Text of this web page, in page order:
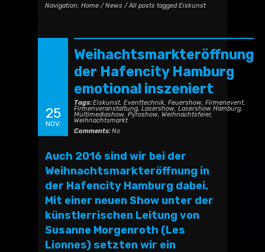
Navigation: Home /News / All posts tagged Eiskunst
25
NOV.
Weihachtsmarkteröffnung
der Hafencity Hamburg
emotional inszeniert
Tags:Eiskunst, Eventtechnik, Feuershow, Firmenevent,
Firmenveranstaltung, Lasershow, Lasershow Hamburg,
Multimediashow, Pyroshow, Weihnachtsfeier,
Weihnachtsmarkt
Comments:No
Auch 2016 sind wir bei der
Weihnachtsmarkteröffnung in
der Hafencity Hamburg dabei.
Mit einer neuen Show unter der
künstlerrischen Leitung von
Susanne Morgenroth (Les
Lionnes) setzten wir ein